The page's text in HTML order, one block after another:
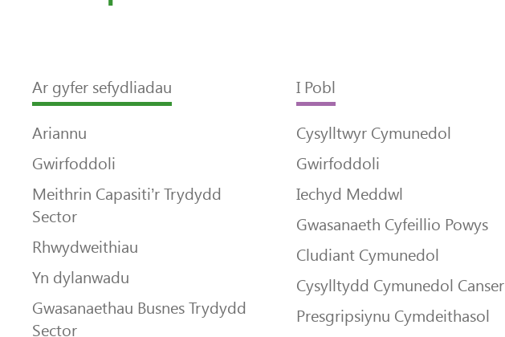
Ar gyfer sefydliadau
Ariannu
Gwirfoddoli
Meithrin Capasiti’r Trydydd
Sector
Rhwydweithiau
Yn dylanwadu
Gwasanaethau Busnes Trydydd
Sector
I Pobl
Cysylltwyr Cymunedol
Gwirfoddoli
Iechyd Meddwl
Gwasanaeth Cyfeillio Powys
Cludiant Cymunedol
Cysylltydd Cymunedol Canser
Presgripsiynu Cymdeithasol